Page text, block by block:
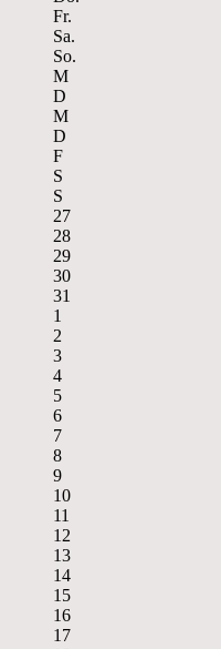
Fr.
Sa.
So.
M
D
M
D
F
S
S
27
28
29
30
31
1
2
3
4
5
6
7
8
9
10
11
12
13
14
15
16
17